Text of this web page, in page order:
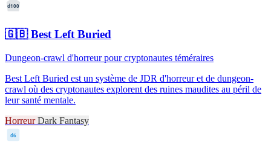
d100
🇬🇧Best Left Buried
Dungeon-crawl d'horreur pour cryptonautes téméraires
Best Left Buried est un système de JDR d'horreur et de dungeon-
crawl où des cryptonautes explorent des ruines maudites au péril de
leur santé mentale.
HorreurDark Fantasy
d6